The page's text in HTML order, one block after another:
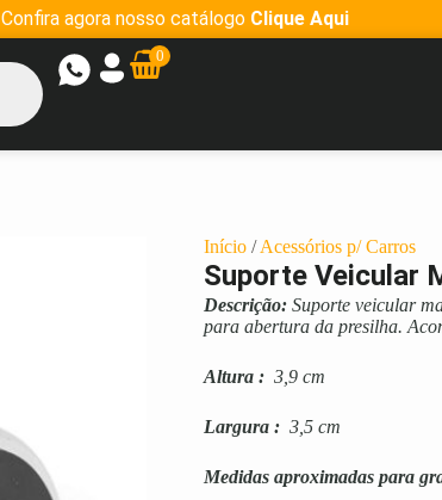
Confira agora nosso catálogo Clique Aqui
0
Início /Acessórios p/ Carros
Suporte Veicular
Descrição: Suporte veicular
para abertura da presilha.
Altura : 3,9 cm
Largura : 3,5 cm
Medidas aproximadas para